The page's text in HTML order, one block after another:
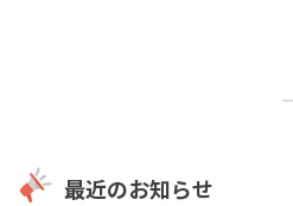
最近のお知らせ